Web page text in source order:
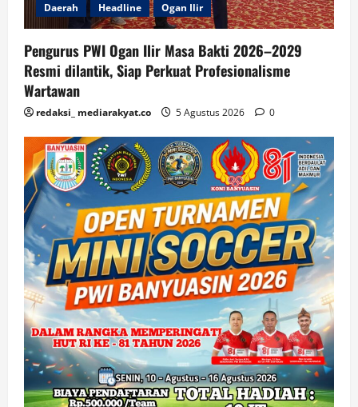
Daerah Headline Ogan Ilir
Pengurus PWI Ogan Ilir Masa Bakti 2026–2029
Resmi dilantik, Siap Perkuat Profesionalisme
Wartawan
redaksi_ mediarakyat.co 5 Agustus 2026 0